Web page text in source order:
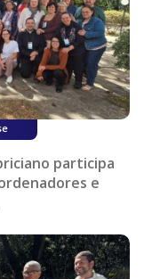
participa
e